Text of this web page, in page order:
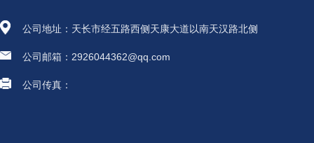
公司地址：天长市经五路西侧天康大道以南天汉路北侧
公司邮箱：2926044362@qq.com
公司传真：